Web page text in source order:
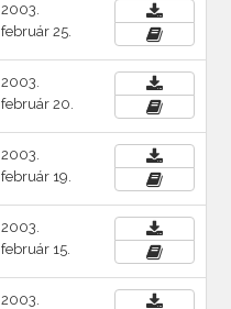
2003.
február 25.
2003.
február 20.
2003.
február 19.
2003.
február 15.
2003.